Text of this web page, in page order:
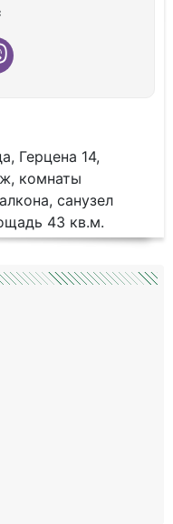
Герцена 14,
комнаты
санузел
43 кв.м.